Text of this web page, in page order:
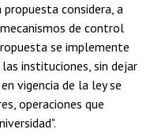
considera, a
de control
se implemente
instituciones, sin dejar
vigencia de la ley se
operaciones que